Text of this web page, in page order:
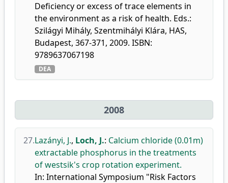
Deficiency or excess of trace elements in
the environment as a risk of health. Eds.:
Szilágyi Mihály, Szentmihályi Klára, HAS,
Budapest, 367-371, 2009. ISBN:
9789637067198
DEA
2008
27.Lazányi, J., Loch, J.: Calcium chloride (0.01m)
extractable phosphorus in the treatments
of westsik's crop rotation experiment.
In: International Symposium "Risk Factors